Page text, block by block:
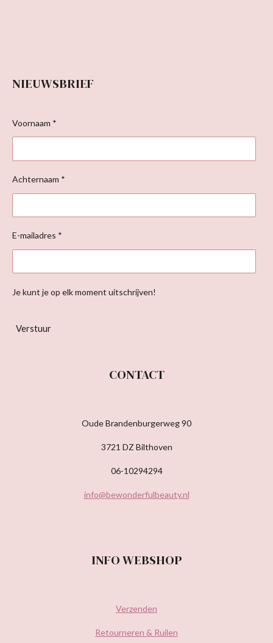
NIEUWSBRIEF
Voornaam *
Achternaam *
E-mailadres *
Je kunt je op elk moment uitschrijven!
Verstuur
CONTACT
Oude Brandenburgerweg 90
3721 DZ Bilthoven
06-10294294
info@bewonderfulbeauty.nl
INFO WEBSHOP
Verzenden
Retourneren & Ruilen